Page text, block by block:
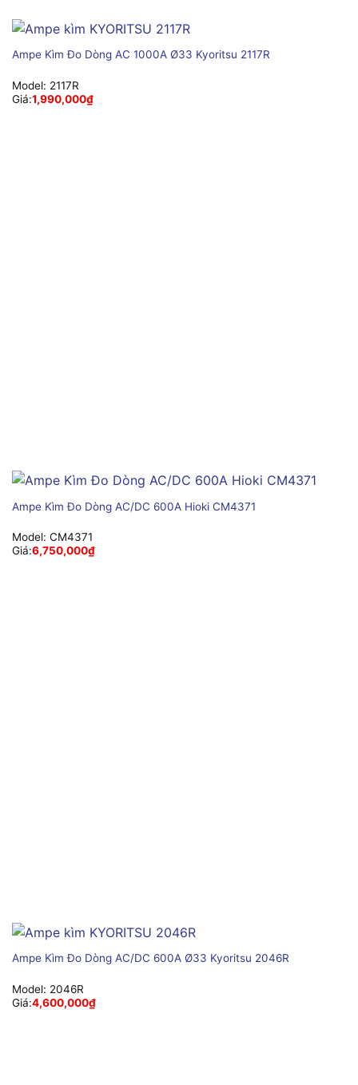
Ampe Kìm Đo Dòng AC 1000A Ø33 Kyoritsu 2117R
Model: 2117R
Giá:1,990,000₫
Ampe Kìm Đo Dòng AC/DC 600A Hioki CM4371
Model: CM4371
Giá:6,750,000₫
Ampe Kìm Đo Dòng AC/DC 600A Ø33 Kyoritsu 2046R
Model: 2046R
Giá:4,600,000₫